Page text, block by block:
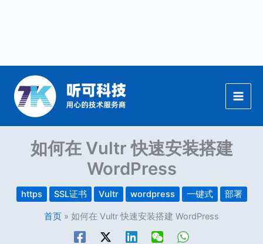
如何在 Vultr 快速安装搭建
WordPress
https SSL证书 Vultr wordpress 一键式 部署
首页 如何在 Vultr 快速安装搭建 WordPress